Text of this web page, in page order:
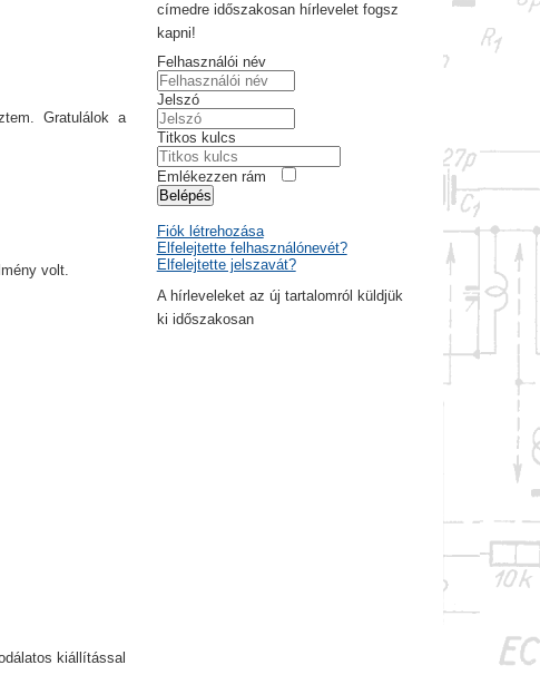
Gratulálok a
volt.
kiállítással
címedre időszakosan hírlevelet fogsz
kapni!
Felhasználói név
Jelszó
Titkos kulcs
Emlékezzen rám
Belépés
Fiók létrehozása
Elfelejtette felhasználónevét?
Elfelejtette jelszavát?
A hírleveleket az új tartalomról küldjük
ki időszakosan